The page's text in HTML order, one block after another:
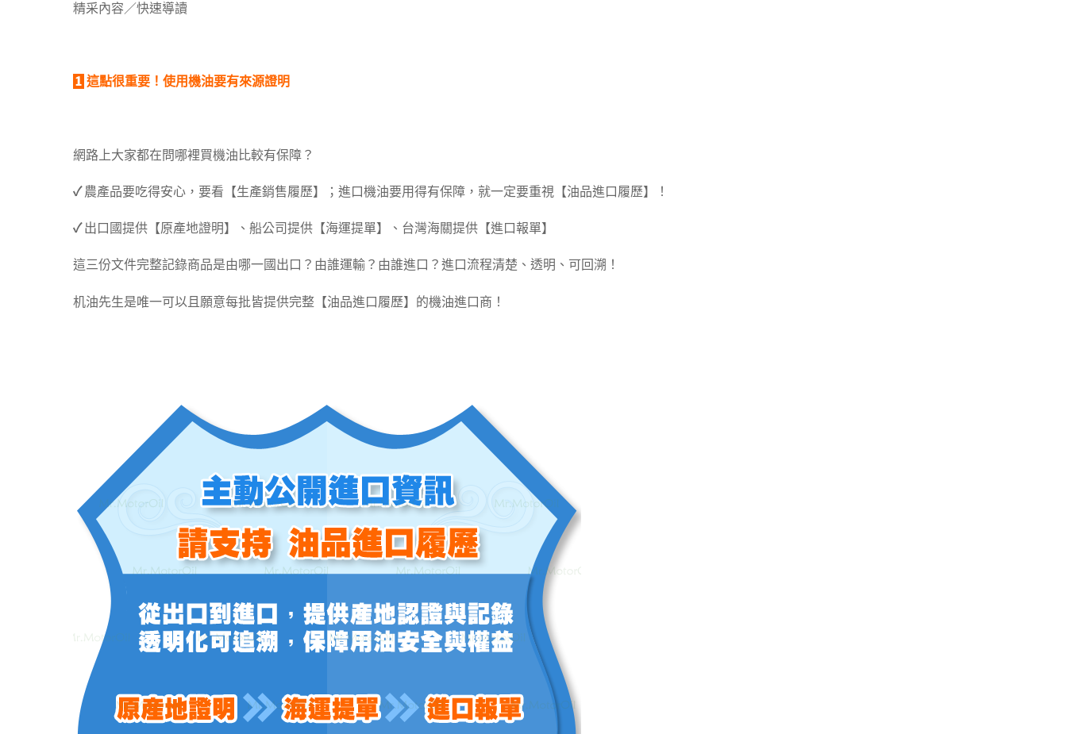
精采內容／快速導讀
1 這點很重要！使用機油要有來源證明
網路上大家都在問哪裡買機油比較有保障？
✓農產品要吃得安心，要看【生產銷售履歷】；進口機油要用得有保障，就一定要重視【油品進口履歷】！
✓出口國提供【原產地證明】、船公司提供【海運提單】、台灣海關提供【進口報單】
這三份文件完整記錄商品是由哪一國出口？由誰運輸？由誰進口？進口流程清楚、透明、可回溯！
机油先生是唯一可以且願意每批皆提供完整【油品進口履歷】的機油進口商！